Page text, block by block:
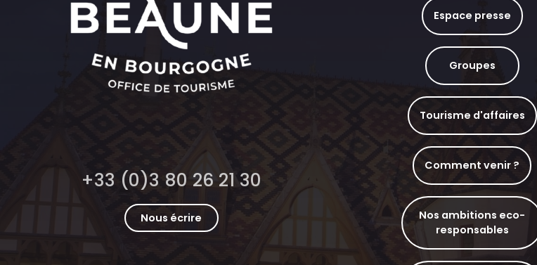
+33 (0)3 80 26 21 30
Nous écrire
Espace presse
Groupes
Tourisme d'affaires
Comment venir ?
Nos ambitions eco-
responsables